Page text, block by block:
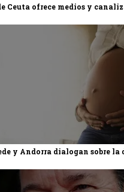
Ceuta ofrece medios y
y Andorra dialogan sobre